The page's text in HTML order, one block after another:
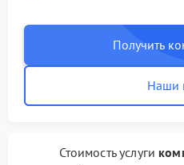
Получить
Наши
Стоимость услуги